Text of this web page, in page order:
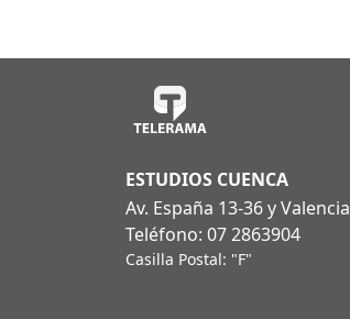
ESTUDIOS CUENCA
Av. España 13-36 y Valencia
Teléfono: 07 2863904
Casilla Postal: "F"